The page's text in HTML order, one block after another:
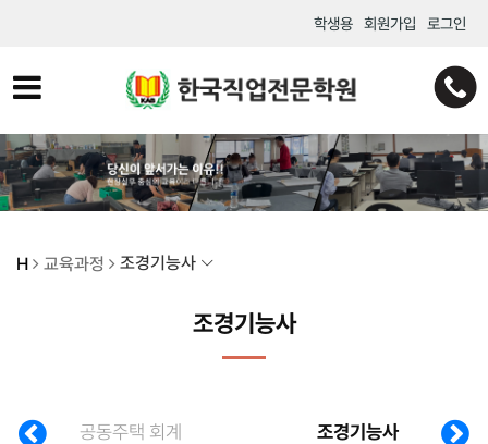
학생용 회원가입 로그인
H 교육과정 조경기능사
조경기능사
공동주택 회계 조경기능사